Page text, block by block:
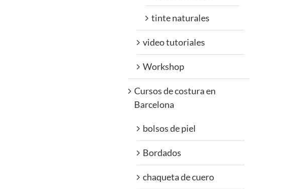
tinte naturales
video tutoriales
Workshop
Cursos de costura en
Barcelona
bolsos de piel
Bordados
chaqueta de cuero